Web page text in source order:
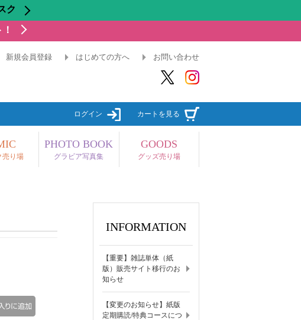
ク
新規会員登録 はじめての方へ お問い合わせ
ログイン カートを見る
売り場
PHOTO BOOK
グラビア写真集
GOODS
グッズ売り場
INFORMATION
【重要】雑誌単体（紙
版）販売サイト移行のお
知らせ
【変更のお知らせ】紙版
定期購読/特典コースにつ